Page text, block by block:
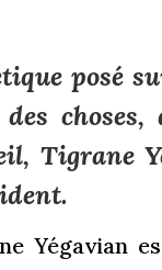
posé
choses,
Tigrane
Yégavian